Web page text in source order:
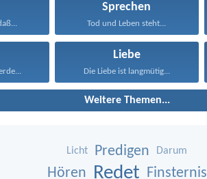
Sprechen
Tod und Leben steht...
Liebe
Die Liebe ist langmütig...
Weitere Themen...
Licht Predigen Darum
Hören Redet Finsternis